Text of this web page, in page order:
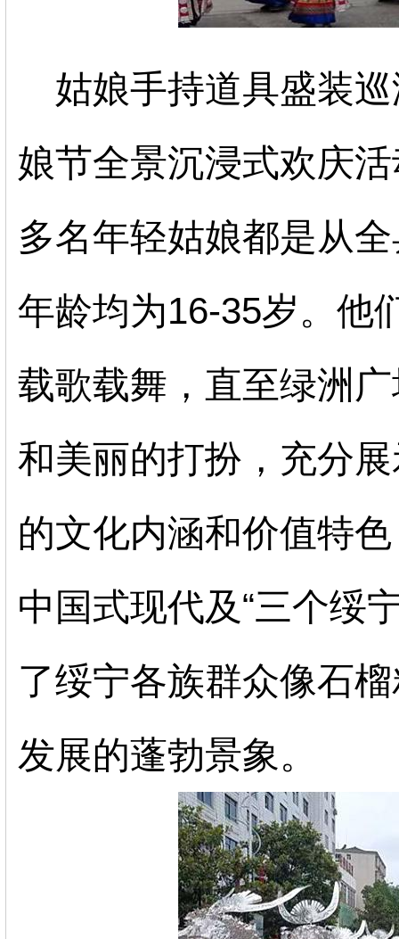
姑娘手持道具盛装
娘节全景沉浸式欢庆
多名年轻姑娘都是从
年龄均为16-35岁。他
载歌载舞，直至绿洲
和美丽的打扮，充分
的文化内涵和价值特
中国式现代及“三个绥
了绥宁各族群众像石
发展的蓬勃景象。